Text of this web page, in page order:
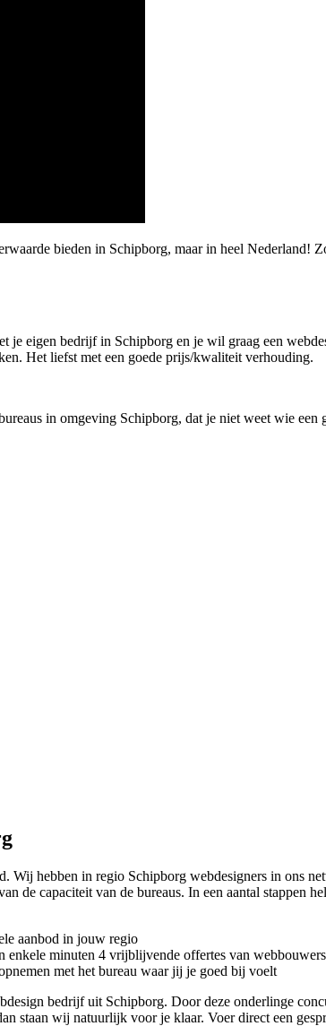
bieden in Schipborg, maar in heel Nederland!
je eigen bedrijf in Schipborg en je wil graag een
Het liefst met een goede prijs/kwaliteit verhouding.
in omgeving Schipborg, dat je niet weet wie een
Wij hebben in regio Schipborg webdesigners in ons
de capaciteit van de bureaus. In een aantal stappen
aanbod in jouw regio
enkele minuten 4 vrijblijvende offertes van
met het bureau waar jij je goed bij voelt
bedrijf uit Schipborg. Door deze onderlinge
staan wij natuurlijk voor je klaar. Voer direct een